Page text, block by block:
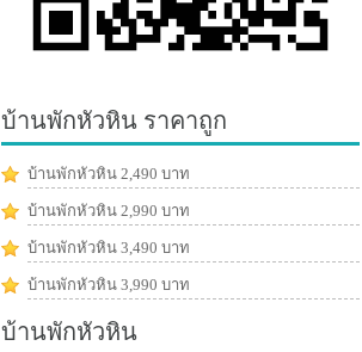
บ้านพักหัวหิน ราคาถูก
บ้านพักหัวหิน 2,490 บาท
บ้านพักหัวหิน 2,990 บาท
บ้านพักหัวหิน 3,490 บาท
บ้านพักหัวหิน 3,990 บาท
บ้านพักหัวหิน